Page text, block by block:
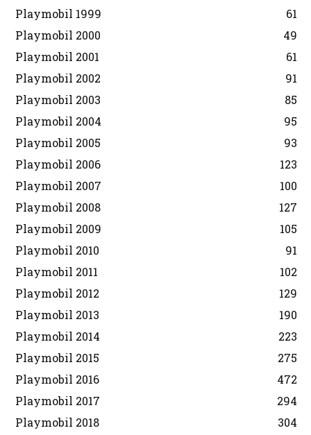
Playmobil 1999
61
Playmobil 2000
49
Playmobil 2001
61
Playmobil 2002
91
Playmobil 2003
85
Playmobil 2004
95
Playmobil 2005
93
Playmobil 2006
123
Playmobil 2007
100
Playmobil 2008
127
Playmobil 2009
105
Playmobil 2010
91
Playmobil 2011
102
Playmobil 2012
129
Playmobil 2013
190
Playmobil 2014
223
Playmobil 2015
275
Playmobil 2016
472
Playmobil 2017
294
Playmobil 2018
304